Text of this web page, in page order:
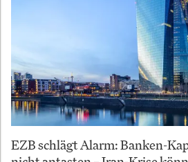
EZB schlägt Alarm: Banken-